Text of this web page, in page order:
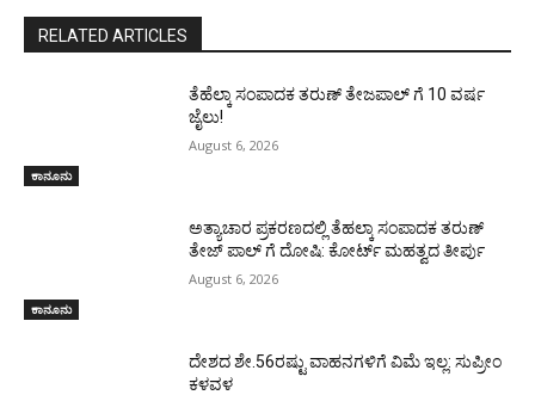
RELATED ARTICLES
ಕಾನೂನು
ತೆಹೆಲ್ಕಾ ಸಂಪಾದಕ ತರುಣ್ ತೇಜಪಾಲ್ ಗೆ 10 ವರ್ಷ
ಜೈಲು!
August 6, 2026
ಕಾನೂನು
ಅತ್ಯಾಚಾರ ಪ್ರಕರಣದಲ್ಲಿ ತೆಹಲ್ಕಾ ಸಂಪಾದಕ ತರುಣ್‌
ತೇಜ್‌ ಪಾಲ್‌ ಗೆ ದೋಷಿ: ಕೋರ್ಟ್‌ ಮಹತ್ವದ ತೀರ್ಪು
August 6, 2026
ದೇಶದ ಶೇ.56ರಷ್ಟು ವಾಹನಗಳಿಗೆ ವಿಮೆ ಇಲ್ಲ: ಸುಪ್ರೀಂ
ಕಳವಳ